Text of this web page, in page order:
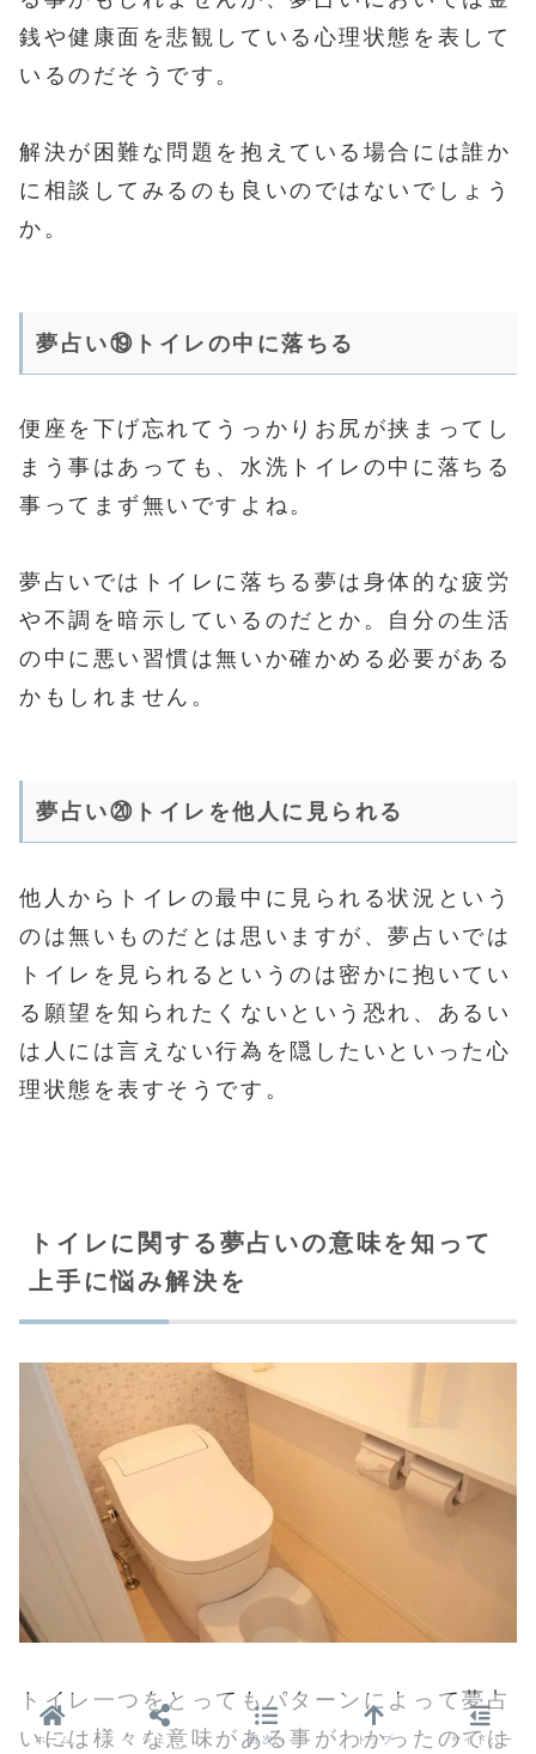
銭や健康面を悲観している心理状態を表して
いるのだそうです。
解決が困難な問題を抱えている場合には誰か
に相談してみるのも良いのではないでしょう
か。
夢占い⑲トイレの中に落ちる
便座を下げ忘れてうっかりお尻が挟まってし
まう事はあっても、水洗トイレの中に落ちる
事ってまず無いですよね。
夢占いではトイレに落ちる夢は身体的な疲労
や不調を暗示しているのだとか。自分の生活
の中に悪い習慣は無いか確かめる必要がある
かもしれません。
夢占い⑳トイレを他人に見られる
他人からトイレの最中に見られる状況という
のは無いものだとは思いますが、夢占いでは
トイレを見られるというのは密かに抱いてい
る願望を知られたくないという恐れ、あるい
は人には言えない行為を隠したいといった心
理状態を表すそうです。
トイレに関する夢占いの意味を知って
上手に悩み解決を
トイレ一つをとってもパターンによって夢占
いには様々な意味がある事がわかったのでは
ホーム シェア 目次へ トップ サイドバー